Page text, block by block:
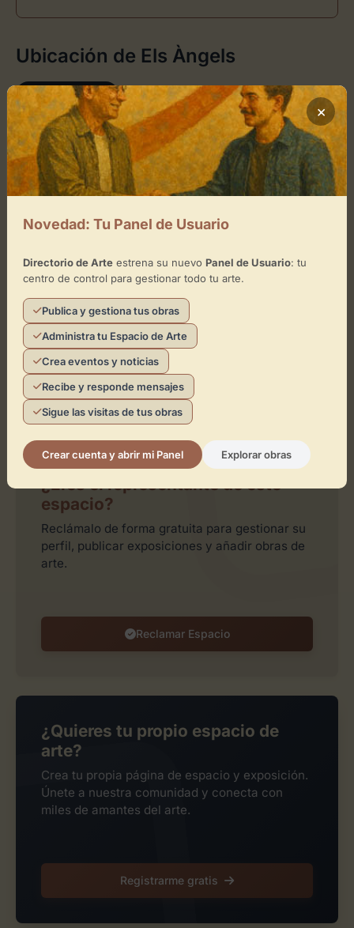
Ubicación de Els Àngels
Cómo llegar
+
−
Leaflet
Activar Mapa
¿Eres el representante de este
espacio?
Reclámalo de forma gratuita para gestionar su
perfil, publicar exposiciones y añadir obras de
arte.
Reclamar Espacio
¿Quieres tu propio espacio de
arte?
Crea tu propia página de espacio y exposición.
Únete a nuestra comunidad y conecta con
miles de amantes del arte.
Registrarme gratis
×
Novedad: Tu Panel de Usuario
Directorio de Arteestrena su nuevo Panel de Usuario: tu
centro de control para gestionar todo tu arte.
Publica y gestiona tus obras
Administra tu Espacio de Arte
Crea eventos y noticias
Recibe y responde mensajes
Sigue las visitas de tus obras
Crear cuenta y abrir mi Panel Explorar obras